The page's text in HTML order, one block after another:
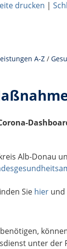
drucken |
A-Z /
Alb-Donau
Sie hierund
unter der